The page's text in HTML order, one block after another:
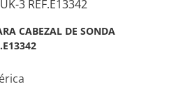
CABEZAL DE SONDA